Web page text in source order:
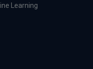
Learning